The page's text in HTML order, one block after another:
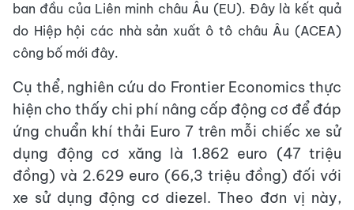
ban đầu của Liên minh châu Âu (EU). Đây là kết quả
do Hiệp hội các nhà sản xuất ô tô châu Âu (ACEA)
công bố mới đây.
Cụ thể, nghiên cứu do Frontier Economics thực
hiện cho thấy chi phí nâng cấp động cơ để đáp
ứng chuẩn khí thải Euro 7 trên mỗi chiếc xe sử
dụng động cơ xăng là 1.862 euro (47 triệu
đồng) và 2.629 euro (66,3 triệu đồng) đối với
xe sử dụng động cơ diezel. Theo đơn vị này,